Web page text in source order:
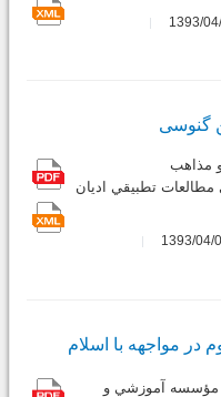
گنوسی
و مذاهب
تطبيقي اديان
در مواجهه با اسلام
مؤسسه آموزشي و